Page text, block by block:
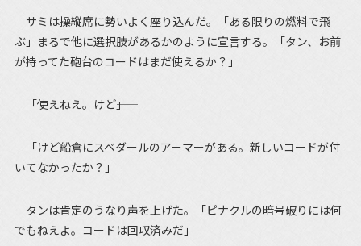
サミは操縦席に勢いよく座り込んだ。「ある限りの燃料で飛
ぶ」まるで他に選択肢があるかのように宣言する。「タン、お前
が持ってた砲台のコードはまだ使えるか？」
「使えねえ。けど――」
「けど船倉にスベダールのアーマーがある。新しいコードが付
いてなかったか？」
タンは肯定のうなり声を上げた。「ピナクルの暗号破りには何
でもねえよ。コードは回収済みだ」